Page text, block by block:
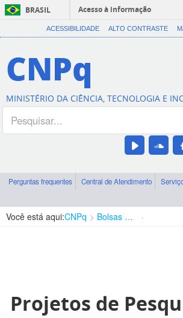
BRASIL
Acesso à informação
ACESSIBILIDADE ALTO CONTRASTE
CNPq
MINISTÉRIO DA CIÊNCIA, TECNOLOGIA E
Perguntas frequentes Central de Atendimento
Você está aqui:CNPq Bolsas e Auxílios Vigentes
Projetos de